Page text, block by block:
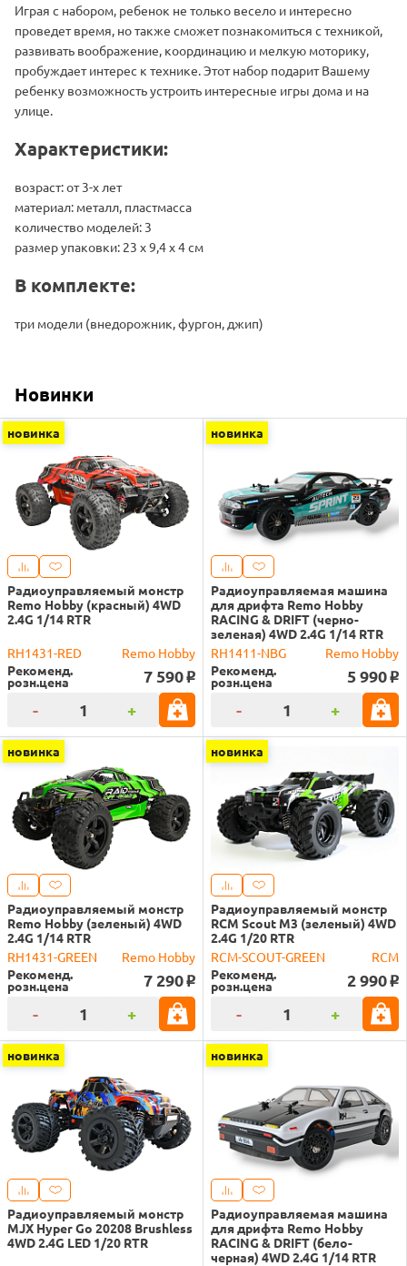
Играя с набором, ребенок не только весело и интересно
проведет время, но также сможет познакомиться с техникой,
развивать воображение, координацию и мелкую моторику,
пробуждает интерес к технике. Этот набор подарит Вашему
ребенку возможность устроить интересные игры дома и на
улице.
Характеристики:
возраст: от 3-х лет
материал: металл, пластмасса
количество моделей: 3
размер упаковки: 23 х 9,4 х 4 см
В комплекте:
три модели (внедорожник, фургон, джип)
Новинки
новинка
Радиоуправляемый монстр
Remo Hobby (красный) 4WD
2.4G 1/14 RTR
RH1431-RED
Remo Hobby
Рекоменд.
розн.цена 7 590 o
- +
новинка
Радиоуправляемая машина
для дрифта Remo Hobby
RACING & DRIFT (черно-
зеленая) 4WD 2.4G 1/14 RTR
RH1411-NBG
Remo Hobby
Рекоменд.
розн.цена 5 990 o
- +
новинка
Радиоуправляемый монстр
Remo Hobby (зеленый) 4WD
2.4G 1/14 RTR
RH1431-GREEN
Remo Hobby
Рекоменд.
розн.цена 7 290 o
- +
новинка
Радиоуправляемый монстр
RCM Scout M3 (зеленый) 4WD
2.4G 1/20 RTR
RCM-SCOUT-GREEN
RCM
Рекоменд.
розн.цена 2 990 o
- +
новинка
Радиоуправляемый монстр
MJX Hyper Go 20208 Brushless
4WD 2.4G LED 1/20 RTR
новинка
Радиоуправляемая машина
для дрифта Remo Hobby
RACING & DRIFT (бело-
черная) 4WD 2.4G 1/14 RTR